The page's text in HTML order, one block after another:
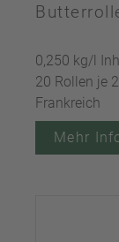
0,250 kg/l
20 Rollen je
Frankreich
Mehr